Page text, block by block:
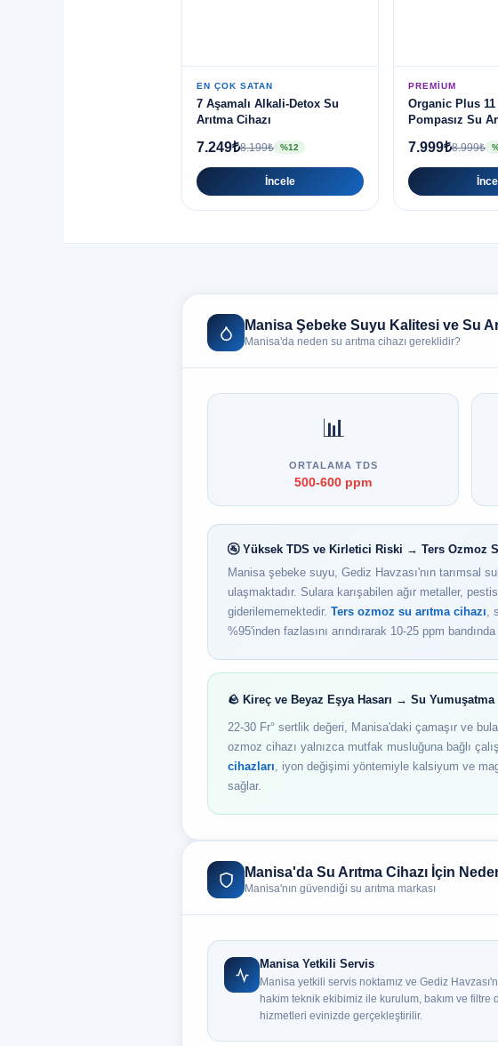
EN ÇOK SATAN
7 Aşamalı Alkali-Detox Su
Arıtma Cihazı
7.249₺8.199₺ %12
İncele
PREMIUM
Organic Plus 11
Pompasız Su
7.999₺8.999₺
Manisa Şebeke Suyu Kalitesi ve Su
Manisa'da neden su arıtma cihazı gereklidir?
📊
ORTALAMA TDS
500-600 ppm
🚰 Yüksek TDS ve Kirletici Riski → Ters Ozmoz
Manisa şebeke suyu, Gediz Havzası'nın tarımsal
ulaşmaktadır. Sulara karışabilen ağır metaller,
giderilememektedir. Ters ozmoz su arıtma cihazı,
%95'inden fazlasını arındırarak 10-25 ppm
🪨 Kireç ve Beyaz Eşya Hasarı → Su Yumuşatma
22-30 Fr° sertlik değeri, Manisa'daki çamaşır ve
ozmoz cihazı yalnızca mutfak musluğuna bağlı
cihazları, iyon değişimi yöntemiyle kalsiyum ve
sağlar.
Manisa'da Su Arıtma Cihazı İçin
Manisa'nın güvendiği su arıtma markası
Manisa Yetkili Servis
Manisa yetkili servis noktamız ve Gediz
hakim teknik ekibimiz ile kurulum, bakım ve filtre
hizmetleri evinizde gerçekleştirilir.